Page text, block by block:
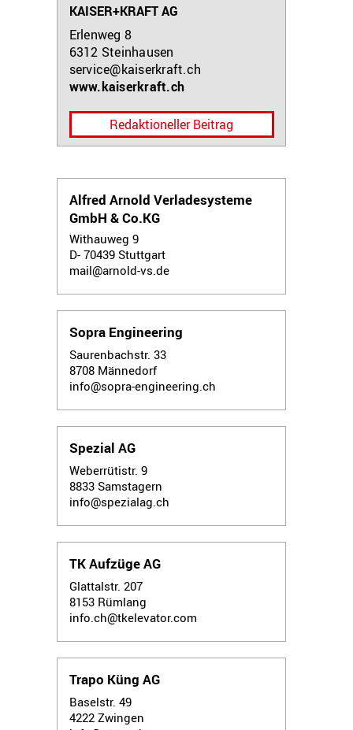
KAISER+KRAFT AG
Erlenweg 8
6312 Steinhausen
service@kaiserkraft.ch
www.kaiserkraft.ch
Redaktioneller Beitrag
Alfred Arnold Verladesysteme
GmbH & Co.KG
Withauweg 9
D- 70439 Stuttgart
mail@arnold-vs.de
Sopra Engineering
Saurenbachstr. 33
8708 Männedorf
info@sopra-engineering.ch
Spezial AG
Weberrütistr. 9
8833 Samstagern
info@spezialag.ch
TK Aufzüge AG
Glattalstr. 207
8153 Rümlang
info.ch@tkelevator.com
Trapo Küng AG
Baselstr. 49
4222 Zwingen